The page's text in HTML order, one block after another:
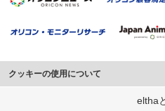
クッキーの使用について
このサイトでは Cookie を使用して、ユ
eltha